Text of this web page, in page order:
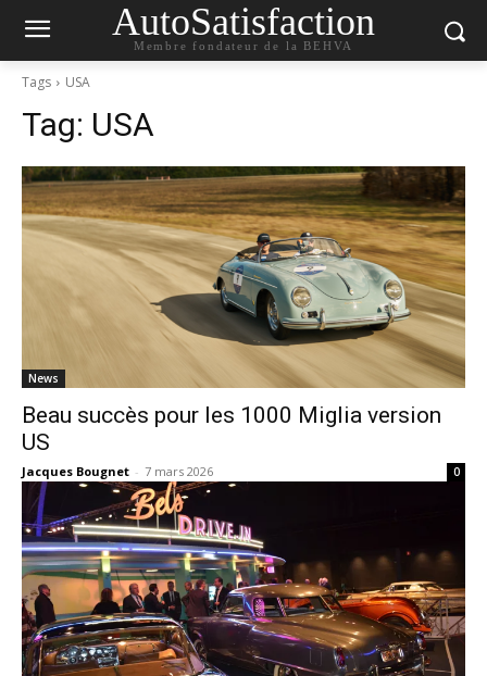
AutoSatisfaction
Membre fondateur de la BEHVA
Tags USA
Tag: USA
News
Beau succès pour les 1000 Miglia version
US
Jacques Bougnet - 7 mars 2026 0